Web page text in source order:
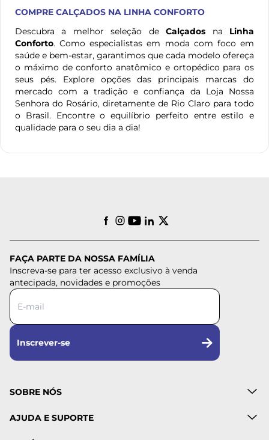
COMPRE CALÇADOS NA LINHA CONFORTO
Descubra a melhor seleção deCalçados na Linha
Conforto. Como especialistas em moda com foco em
saúde e bem-estar, garantimos que cada modelo ofereça
o máximo de conforto anatômico e ortopédico para os
seus pés. Explore opções das principais marcas do
mercado com a tradição e confiança da Loja Nossa
Senhora do Rosário, diretamente de Rio Claro para todo
o Brasil. Encontre o equilíbrio perfeito entre estilo e
qualidade para o seu dia a dia!
FAÇA PARTE DA NOSSA FAMÍLIA
Inscreva-se para ter acesso exclusivo à venda
antecipada, novidades e promoções
Inscrever-se
SOBRE NÓS
AJUDA E SUPORTE